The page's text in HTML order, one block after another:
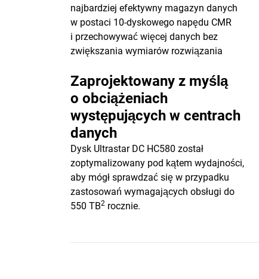
najbardziej efektywny magazyn danych
w postaci 10-dyskowego napędu CMR
i przechowywać więcej danych bez
zwiększania wymiarów rozwiązania
Zaprojektowany z myślą
o obciążeniach
występujących w centrach
danych
Dysk Ultrastar DC HC580 został
zoptymalizowany pod kątem wydajności,
aby mógł sprawdzać się w przypadku
zastosowań wymagających obsługi do
550 TB2 rocznie.